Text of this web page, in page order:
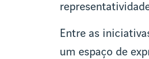
Entre as
um espaço de